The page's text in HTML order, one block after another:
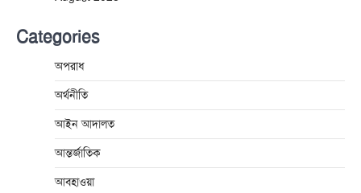
Categories
অপরাধ
অর্থনীতি
আইন আদালত
আন্তর্জাতিক
আবহাওয়া